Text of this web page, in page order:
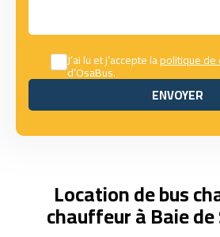
J’ai lu et j’accepte lapolitique
d’OsaBus.
ENVOYER
ENVOYER
Location de bus
chauffeur à Baie